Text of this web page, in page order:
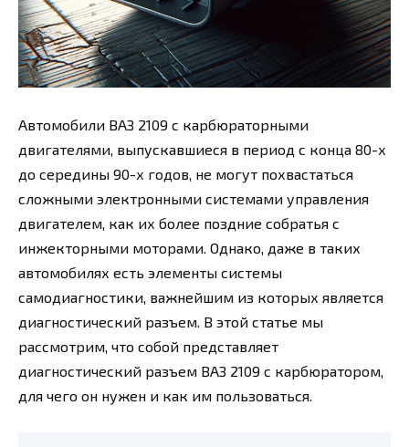
Автомобили ВАЗ 2109 с карбюраторными
двигателями, выпускавшиеся в период с конца 80-х
до середины 90-х годов, не могут похвастаться
сложными электронными системами управления
двигателем, как их более поздние собратья с
инжекторными моторами. Однако, даже в таких
автомобилях есть элементы системы
самодиагностики, важнейшим из которых является
диагностический разъем. В этой статье мы
рассмотрим, что собой представляет
диагностический разъем ВАЗ 2109 с карбюратором,
для чего он нужен и как им пользоваться.